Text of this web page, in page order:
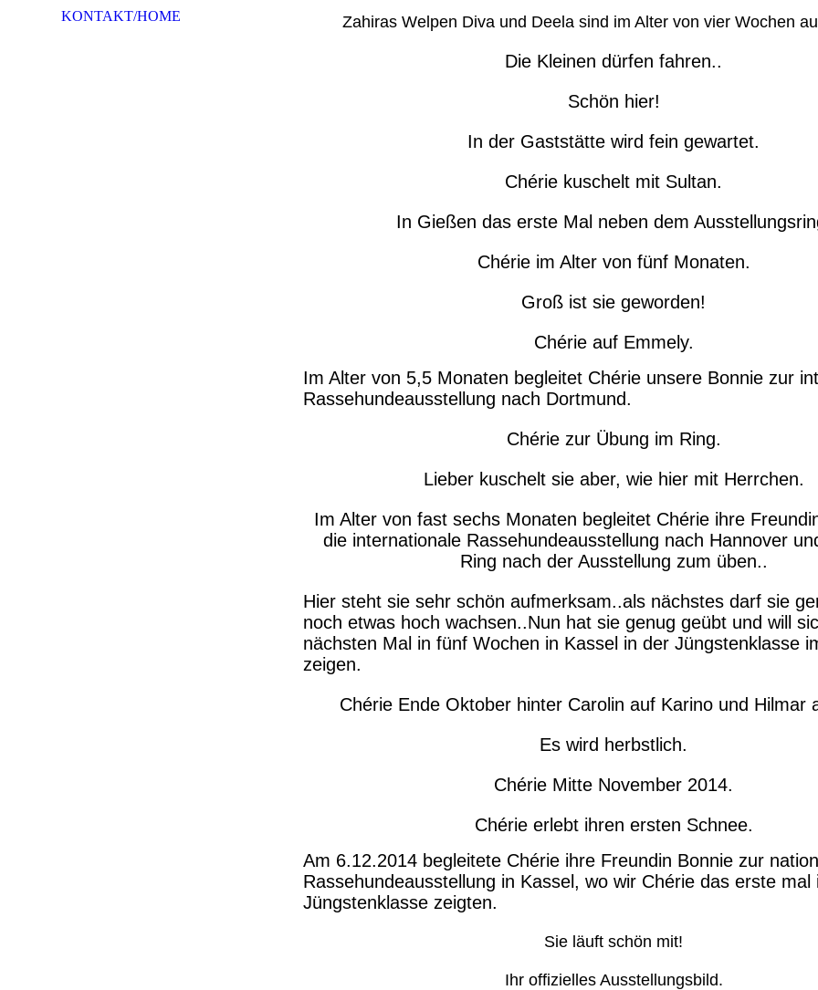
KONTAKT/HOME Zahiras Welpen Diva und Deela sind im Alter von vier Wochen
Die Kleinen dürfen fahren..
Schön hier!
In der Gaststätte wird fein gewartet.
Chérie kuschelt mit Sultan.
In Gießen das erste Mal neben dem
Chérie im Alter von fünf Monaten.
Groß ist sie geworden!
Chérie auf Emmely.
Im Alter von 5,5 Monaten begleitet Chérie unsere Bonnie zur
Rassehundeausstellung nach Dortmund.
Chérie zur Übung im Ring.
Lieber kuschelt sie aber, wie hier mit Herrchen.
Im Alter von fast sechs Monaten begleitet Chérie ihre
die internationale Rassehundeausstellung nach Hannover
Ring nach der Ausstellung zum üben..
Hier steht sie sehr schön aufmerksam..als nächstes darf sie
noch etwas hoch wachsen..Nun hat sie genug geübt und will
nächsten Mal in fünf Wochen in Kassel in der Jüngstenklasse
zeigen.
Chérie Ende Oktober hinter Carolin auf Karino und Hilmar
Es wird herbstlich.
Chérie Mitte November 2014.
Chérie erlebt ihren ersten Schnee.
Am 6.12.2014 begleitete Chérie ihre Freundin Bonnie zur
Rassehundeausstellung in Kassel, wo wir Chérie das erste mal
Jüngstenklasse zeigten.
Sie läuft schön mit!
Ihr offizielles Ausstellungsbild.